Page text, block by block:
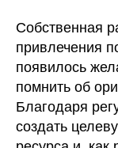
Собственная
привлечения
появилось
помнить об
Благодаря
создать